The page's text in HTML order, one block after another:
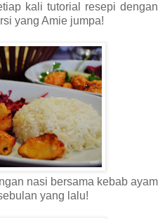
kali tutorial resepi dengan
yang Amie jumpa!
nasi bersama kebab ayam
yang lalu!